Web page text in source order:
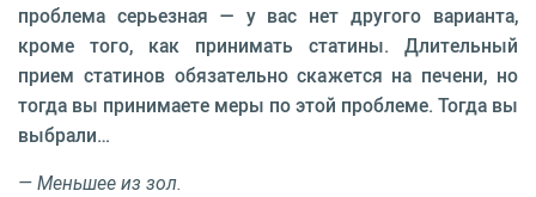
проблема серьезная — у вас нет другого варианта,
кроме того, как принимать статины. Длительный
прием статинов обязательно скажется на печени, но
тогда вы принимаете меры по этой проблеме. Тогда вы
выбрали…
— Меньшее из зол.